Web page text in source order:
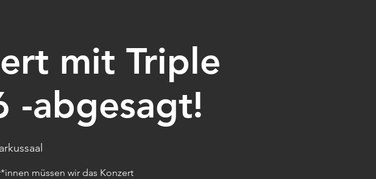
mit Triple
-abgesagt!
müssen wir das Konzert